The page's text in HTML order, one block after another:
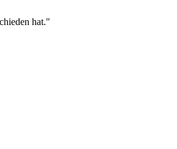
hat."